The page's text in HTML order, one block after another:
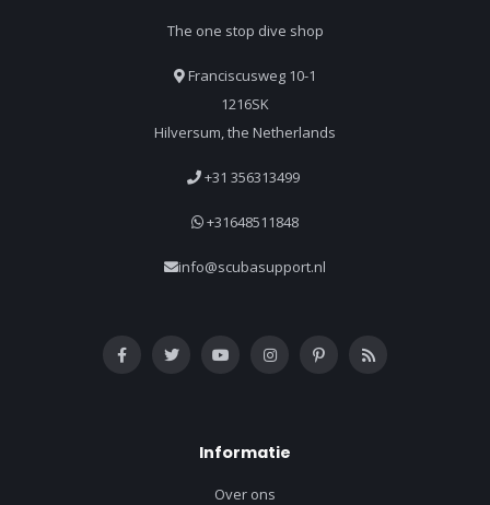
The one stop dive shop
Franciscusweg 10-1
1216SK
Hilversum, the Netherlands
+31 356313499
+31648511848
info@scubasupport.nl
Informatie
Over ons